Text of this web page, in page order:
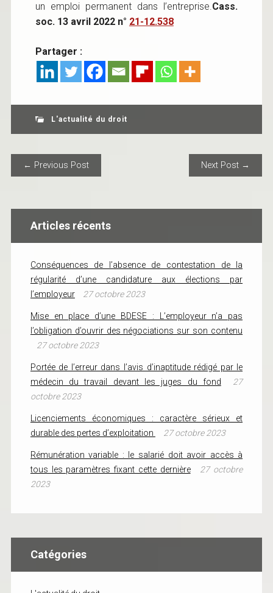
un emploi permanent dans l’entreprise.Cass.
soc. 13 avril 2022 n° 21-12.538
Partager :
L'actualité du droit
POST NAVIGATION
← Previous Post Next Post →
Articles récents
Conséquences de l’absence de contestation de la
régularité d’une candidature aux élections par
l’employeur
27 octobre 2023
Mise en place d’une BDESE : L’employeur n’a pas
l’obligation d’ouvrir des négociations sur son contenu
27 octobre 2023
Portée de l’erreur dans l’avis d’inaptitude rédigé par le
médecin du travail devant les juges du fond
27
octobre 2023
Licenciements économiques : caractère sérieux et
durable des pertes d’exploitation
27 octobre 2023
Rémunération variable : le salarié doit avoir accès à
tous les paramètres fixant cette dernière
27 octobre
2023
Catégories